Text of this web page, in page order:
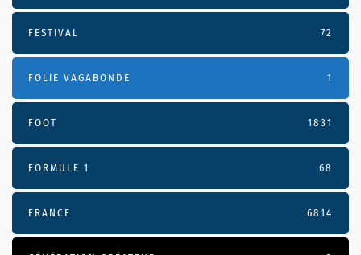
FESTIVAL 72
FOLIE VAGABONDE 1
FOOT 1831
FORMULE 1 68
FRANCE 6814